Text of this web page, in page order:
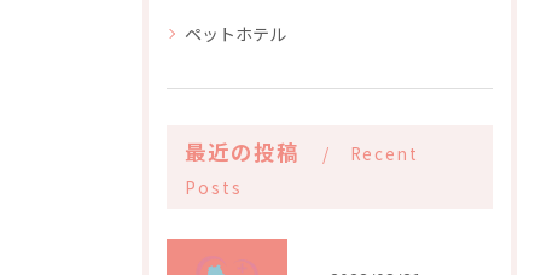
ペットホテル
最近の投稿
Recent
Posts